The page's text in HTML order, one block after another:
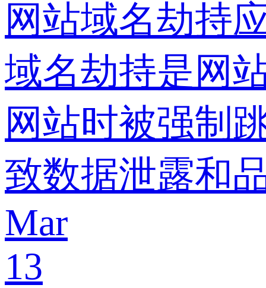
网站域名劫持
域名劫持是网
网站时被强制
致数据泄露和
Mar
13